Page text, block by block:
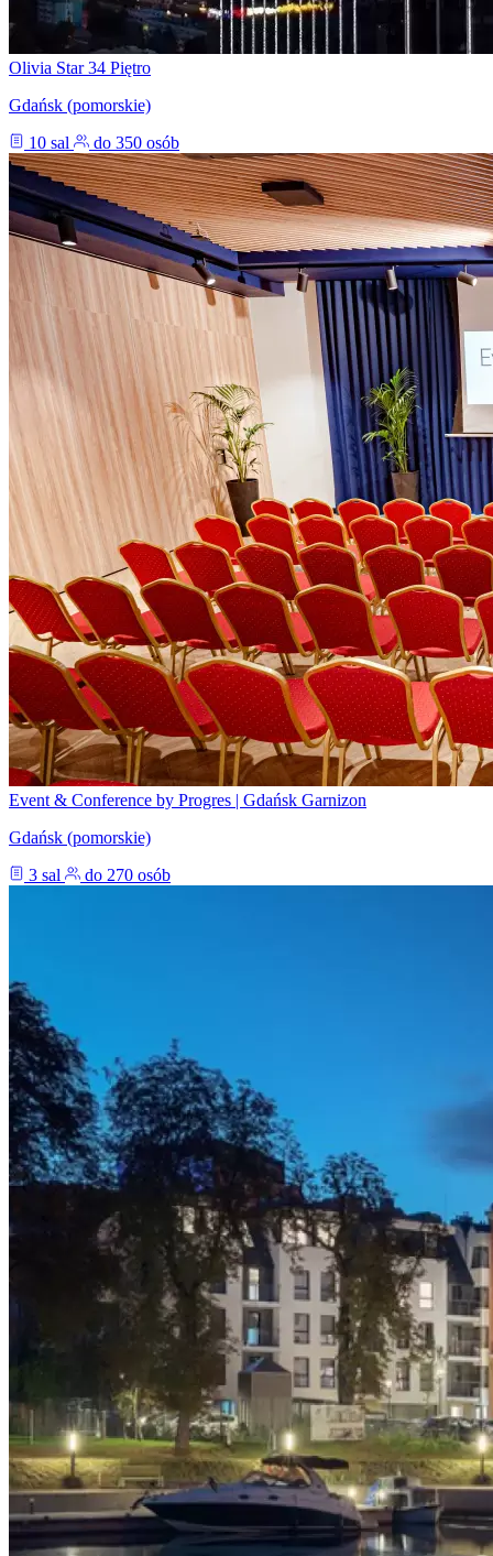
Olivia Star 34 Piętro
Gdańsk (pomorskie)
10 sal
do 350 osób
Event & Conference by Progres | Gdańsk Garnizon
Gdańsk (pomorskie)
3 sal
do 270 osób